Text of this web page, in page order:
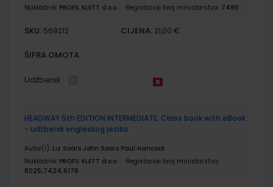
Nakladnik: PROFIL KLETT d.o.o. Registarski broj ministarstva: 7486
SKU: 569212 CIJENA: 21,00 €
ŠIFRA OMOTA:
Udžbenik
HEADWAY 5th EDITION INTERMEDIATE; Class book with eBook
- udžbenik engleskog jezika
Autor(i): Liz Soars John Soars Paul Hancock
Nakladnik: PROFIL KLETT d.o.o.
Registarski broj ministarstva:
8025;7424;6178